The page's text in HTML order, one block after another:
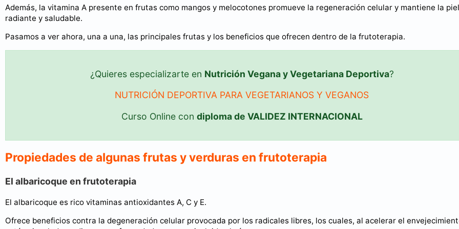
Además, la vitamina A presente en frutas como mangos y melocotones promueve la regeneración celular y mantiene la piel
radiante y saludable.
Pasamos a ver ahora, una a una, las principales frutas y los beneficios que ofrecen dentro de la frutoterapia.
¿Quieres especializarte en Nutrición Vegana y Vegetariana Deportiva?
NUTRICIÓN DEPORTIVA PARA VEGETARIANOS Y VEGANOS
Curso Online con diploma de VALIDEZ INTERNACIONAL
Propiedades de algunas frutas y verduras en frutoterapia
El albaricoque en frutoterapia
El albaricoque es rico vitaminas antioxidantes A, C y E.
Ofrece beneficios contra la degeneración celular provocada por los radicales libres, los cuales, al acelerar el